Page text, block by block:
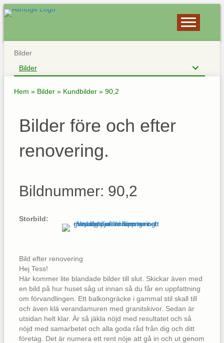
Bilder
Bilder
Hem » Bilder » Kundbilder » 90,2
Bilder före och efter
renovering.
Bildnummer: 90,2
Storbild:
Bild efter renovering
Hej Tess!
Här kommer lite blandade bilder till slut. Skickar även med
en bild på hur huset såg ut innan så du får en uppfattning
om förvandlingen. Ett balkongräcke i gammal stil skall till
och även klä verandamuren med granitskivor. Sedan är
utsidan helt klar. Är så jäkla nöjd med resultatet och så
nöjd med samarbetet och alla goda råd från dig och ditt
företag. Det är numera ett rent nöje att gå in och ut genom